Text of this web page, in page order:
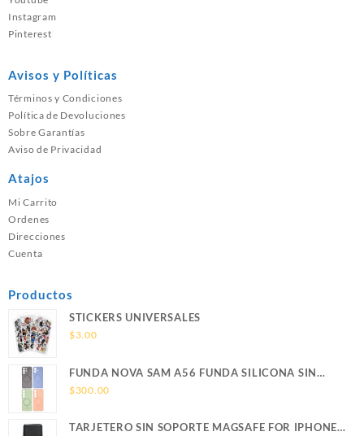
Instagram
Pinterest
Avisos y Políticas
Términos y Condiciones
Política de Devoluciones
Sobre Garantías
Aviso de Privacidad
Atajos
Mi Carrito
Ordenes
Direcciones
Cuenta
Productos
STICKERS UNIVERSALES
$3.00
FUNDA NOVA SAM A56 FUNDA SILICONA SIN
SOPORTE MAGNETICO SAMSUNG
$300.00
TARJETERO SIN SOPORTE MAGSAFE FOR IPHONE